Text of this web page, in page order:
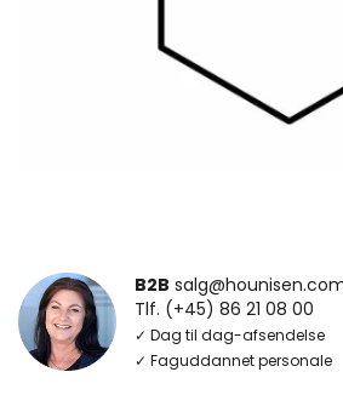
B2B
Tlf. (+45) 86 21 08 00
✓ Dag til dag-afsendelse
✓ Faguddannet personale